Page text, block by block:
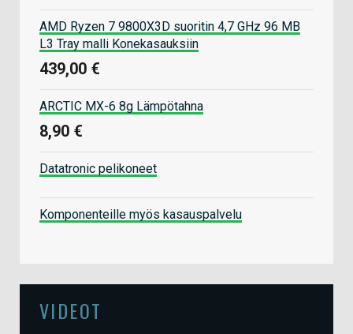
AMD Ryzen 7 9800X3D suoritin 4,7 GHz 96 MB
L3 Tray malli Konekasauksiin
439,00 €
ARCTIC MX-6 8g Lämpötahna
8,90 €
Datatronic pelikoneet
Komponenteille myös kasauspalvelu
VIDEOT